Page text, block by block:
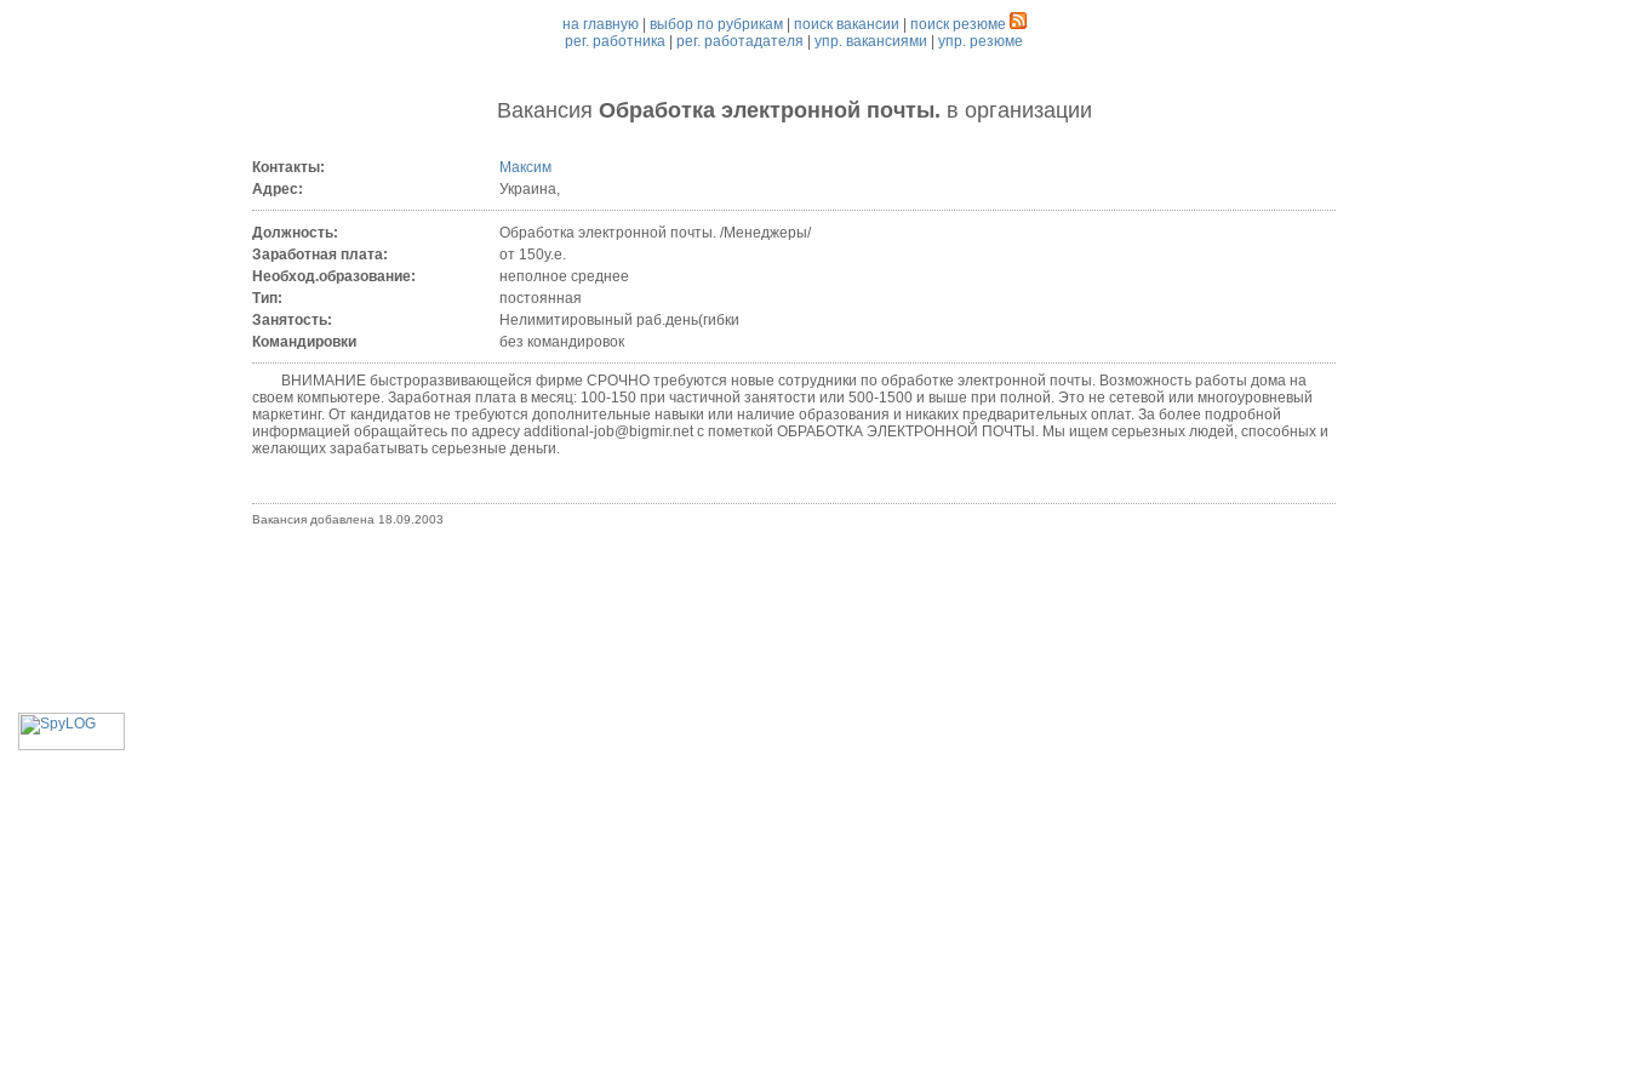
на главную| выбор по рубрикам| поиск вакансии
поиск резюме
рег. работника |рег. работадателя |упр. вакансиями |упр. резюме
Вакансия Обработка электронной почты. в организации
Контакты:
Максим
Адрес:
Украина,
Должность:
Обработка электронной почты. /Менеджеры/
Заработная плата:
от 150у.е.
Необход.образование:
неполное среднее
Тип:
постоянная
Занятость:
Нелимитировыный раб.день(гибки
Командировки
без командировок
ВНИМАНИЕ быстроразвивающейся фирме СРОЧНО требуются новые сотрудники по обработке электронной почты. Возможность работы дома на
своем компьютере. Заработная плата в месяц: 100-150 при частичной занятости или 500-1500 и выше при полной. Это не сетевой или многоуровневый
маркетинг. От кандидатов не требуются дополнительные навыки или наличие образования и никаких предварительных оплат. За более подробной
информацией обращайтесь по адресу additional-job@bigmir.net с пометкой ОБРАБОТКА ЭЛЕКТРОННОЙ ПОЧТЫ. Мы ищем серьезных людей, способных и
желающих зарабатывать серьезные деньги.
Вакансия добавлена 18.09.2003